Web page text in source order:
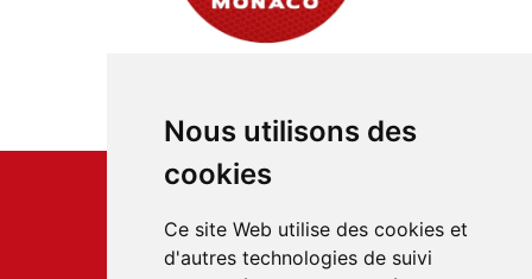
Nous utilisons des
cookies
Ce site Web utilise des cookies et
d'autres technologies de suivi